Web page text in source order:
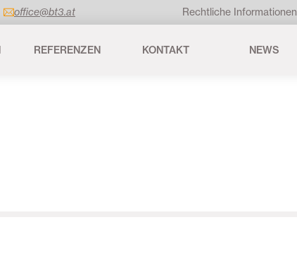
office@bt3.at Rechtliche Informationen
REFERENZEN KONTAKT NEWS